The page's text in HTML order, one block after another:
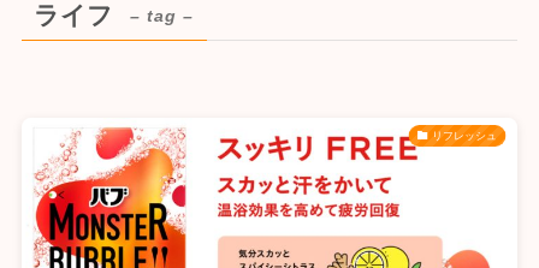
ライフ – tag –
リフレッシュ